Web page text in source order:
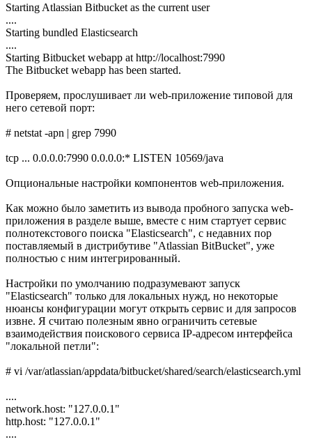
Starting Atlassian Bitbucket as the current user
....
Starting bundled Elasticsearch
....
Starting Bitbucket webapp at http://localhost:7990
The Bitbucket webapp has been started.
Проверяем, прослушивает ли web-приложение типовой для
него сетевой порт:
# netstat -apn | grep 7990
tcp ... 0.0.0.0:7990 0.0.0.0:* LISTEN 10569/java
Опциональные настройки компонентов web-приложения.
Как можно было заметить из вывода пробного запуска web-
приложения в разделе выше, вместе с ним стартует сервис
полнотекстового поиска "Elasticsearch", с недавних пор
поставляемый в дистрибутиве "Atlassian BitBucket", уже
полностью с ним интегрированный.
Настройки по умолчанию подразумевают запуск
"Elasticsearch" только для локальных нужд, но некоторые
нюансы конфигурации могут открыть сервис и для запросов
извне. Я считаю полезным явно ограничить сетевые
взаимодействия поискового сервиса IP-адресом интерфейса
"локальной петли":
# vi /var/atlassian/appdata/bitbucket/shared/search/elasticsearch.yml
....
network.host: "127.0.0.1"
http.host: "127.0.0.1"
....